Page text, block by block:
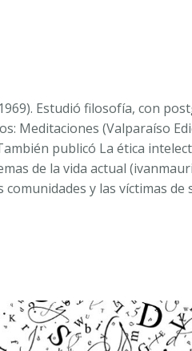
Estudió filosofía, con
Meditaciones (Valparaíso
publicó La ética
de la vida actual
y las víctimas de